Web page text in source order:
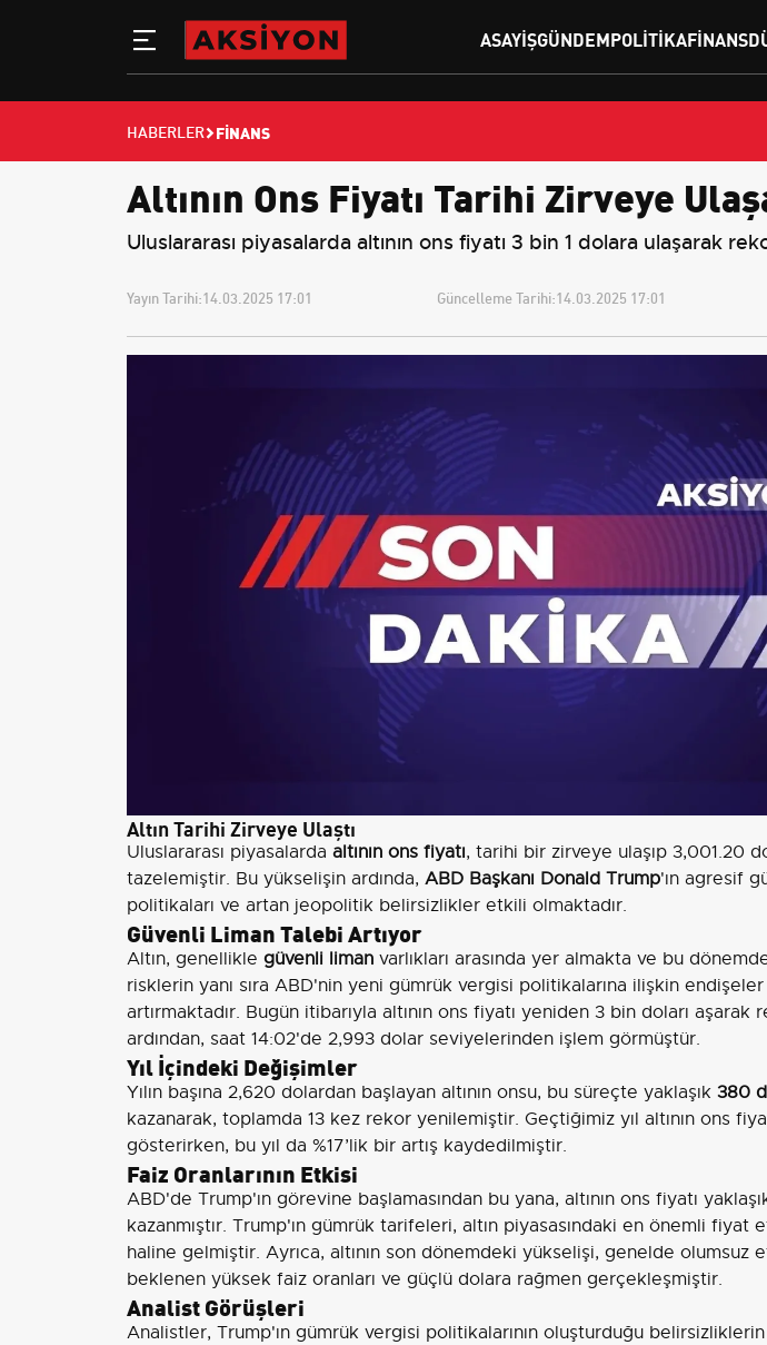
ASAYIŞGÜNDEMPOLITIKAFINANS
HABERLER FINANS
Altının Ons Fiyatı Tarihi Zirveye
Uluslararası piyasalarda altının ons fiyatı 3 bin 1 dolara ulaşarak
Yayın Tarihi:14.03.2025 17:01 Güncelleme Tarihi:14.03.2025 17:01
Altın Tarihi Zirveye Ulaştı
Uluslararası piyasalarda altının ons fiyatı, tarihi bir zirveye ulaşıp 3,001.20
tazelemiştir. Bu yükselişin ardında, ABD Başkanı Donald Trump'ın agresif
politikaları ve artan jeopolitik belirsizlikler etkili olmaktadır.
Güvenli Liman Talebi Artıyor
Altın, genellikle güvenli liman varlıkları arasında yer almakta ve bu
risklerin yanı sıra ABD'nin yeni gümrük vergisi politikalarına ilişkin
artırmaktadır. Bugün itibarıyla altının ons fiyatı yeniden 3 bin doları aşarak
ardından, saat 14:02'de 2,993 dolar seviyelerinden işlem görmüştür.
Yıl İçindeki Değişimler
Yılın başına 2,620 dolardan başlayan altının onsu, bu süreçte yaklaşık 380
kazanarak, toplamda 13 kez rekor yenilemiştir. Geçtiğimiz yıl altının ons
gösterirken, bu yıl da %17’lik bir artış kaydedilmiştir.
Faiz Oranlarının Etkisi
ABD'de Trump'ın görevine başlamasından bu yana, altının ons fiyatı
kazanmıştır. Trump'ın gümrük tarifeleri, altın piyasasındaki en önemli fiyat
haline gelmiştir. Ayrıca, altının son dönemdeki yükselişi, genelde olumsuz
beklenen yüksek faiz oranları ve güçlü dolara rağmen gerçekleşmiştir.
Analist Görüşleri
Analistler, Trump'ın gümrük vergisi politikalarının oluşturduğu belirsizliklerin